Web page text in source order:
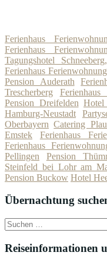
Ferienhaus
Ferienhaus
Tagungshotel
Ferienhaus
Pension Auderath
Trescherberg
Pension Dreifelden Hotel
Hamburg-Neustadt
Oberbayern Catering
Emstek
Ferienhaus
Ferienhaus
Pellingen
Pension
Steinfeld bei Lohr am
Pension Buckow Hotel
Übernachtung
Suche
nach:
Reiseinformationen